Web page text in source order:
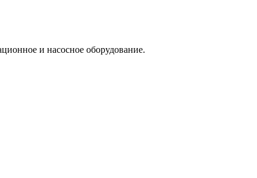
и насосное оборудование.